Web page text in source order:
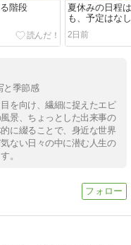
階段
夏休みの日程
も、予定はなし
2日前
と季節感
を向け、繊細に捉えたエピ
景、ちょっとした出来事の
に綴ることで、身近な世界
ない日々の中に潜む人生の
。